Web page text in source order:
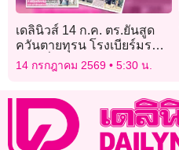
เดลินิวส์ 14 ก.ค. ตร.ยันสูด
ควันตายทุรน โรงเบียร์มรณะ
ศพเกลื่อนประตูหนีไฟ
14 กรกฎาคม 2569 5:30 น.